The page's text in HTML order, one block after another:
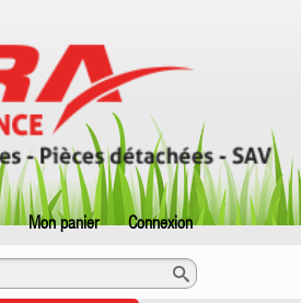
Mon panier Connexion